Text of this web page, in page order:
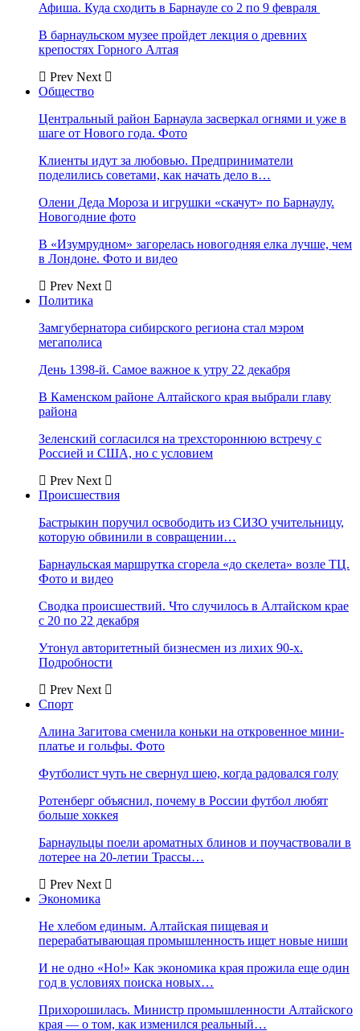
Афиша. Куда сходить в Барнауле со 2 по 9 февраля
В барнаульском музее пройдет лекция о древних
крепостях Горного Алтая
Prev Next
Общество
Центральный район Барнаула засверкал огнями и уже в
шаге от Нового года. Фото
Клиенты идут за любовью. Предприниматели
поделились советами, как начать дело в…
Олени Деда Мороза и игрушки «скачут» по Барнаулу.
Новогодние фото
В «Изумрудном» загорелась новогодняя елка лучше, чем
в Лондоне. Фото и видео
Prev Next
Политика
Замгубернатора сибирского региона стал мэром
мегаполиса
День 1398-й. Самое важное к утру 22 декабря
В Каменском районе Алтайского края выбрали главу
района
Зеленский согласился на трехстороннюю встречу с
Россией и США, но с условием
Prev Next
Происшествия
Бастрыкин поручил освободить из СИЗО учительницу,
которую обвинили в совращении…
Барнаульская маршрутка сгорела «до скелета» возле ТЦ.
Фото и видео
Сводка происшествий. Что случилось в Алтайском крае
с 20 по 22 декабря
Утонул авторитетный бизнесмен из лихих 90-х.
Подробности
Prev Next
Спорт
Алина Загитова сменила коньки на откровенное мини-
платье и гольфы. Фото
Футболист чуть не свернул шею, когда радовался голу
Ротенберг объяснил, почему в России футбол любят
больше хоккея
Барнаульцы поели ароматных блинов и поучаствовали в
лотерее на 20-летии Трассы…
Prev Next
Экономика
Не хлебом единым. Алтайская пищевая и
перерабатывающая промышленность ищет новые ниши
И не одно «Но!» Как экономика края прожила еще один
год в условиях поиска новых…
Прихорошилась. Министр промышленности Алтайского
края — о том, как изменился реальный…